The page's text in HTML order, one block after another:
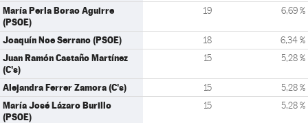
María Perla Borao Aguirre
(PSOE)
19 6,69 %
Joaquín Noe Serrano (PSOE) 18 6,34 %
Juan Ramón Castaño Martínez
(C's)
15 5,28 %
Alejandra Ferrer Zamora (C's) 15 5,28 %
María José Lázaro Burillo
(PSOE)
15 5,28 %